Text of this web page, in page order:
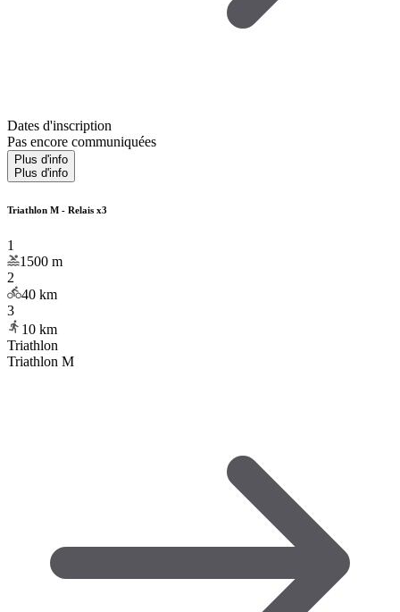
Dates d'inscription
Pas encore communiquées
Plus d'info
Plus d'info
Triathlon M - Relais x3
1
1500 m
2
40 km
3
10 km
Triathlon
Triathlon M